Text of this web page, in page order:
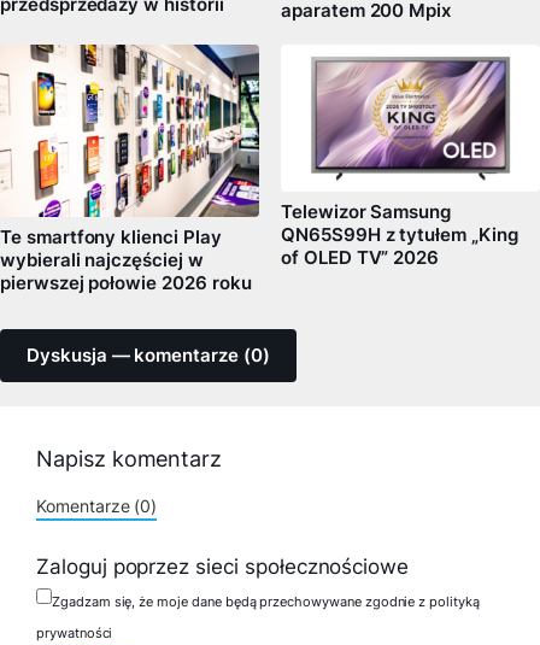
przedsprzedaży w historii aparatem 200 Mpix
Te smartfony klienci Play
wybierali najczęściej w
pierwszej połowie 2026 roku
Telewizor Samsung
QN65S99H z tytułem „King
of OLED TV” 2026
Dyskusja — komentarze (0)
Napisz komentarz
Komentarze (0)
Zaloguj poprzez sieci społecznościowe
Zgadzam się, że moje dane będą przechowywane zgodnie z polityką
prywatności